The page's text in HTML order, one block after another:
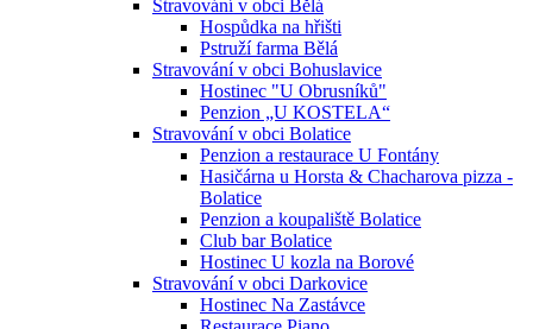
Stravování v obci Bělá
Hospůdka na hřišti
Pstruží farma Bělá
Stravování v obci Bohuslavice
Hostinec "U Obrusníků"
Penzion „U KOSTELA“
Stravování v obci Bolatice
Penzion a restaurace U Fontány
Hasičárna u Horsta & Chacharova pizza -
Bolatice
Penzion a koupaliště Bolatice
Club bar Bolatice
Hostinec U kozla na Borové
Stravování v obci Darkovice
Hostinec Na Zastávce